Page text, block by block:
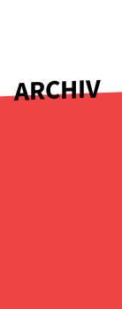
ARCHIV